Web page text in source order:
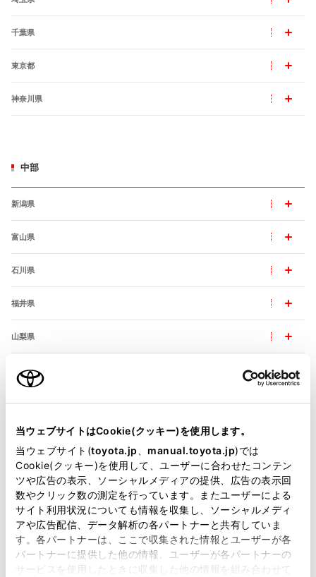
当ウェブサイトはCookie(クッキー)を使用します。
当ウェブサイト(toyota.jp manual.toyota.jp)では
Cookie(クッキー)を使用して、ユーザーに合わせたコンテン
ツや広告の表示、ソーシャルメディアの提供、広告の表示回
数やクリック数の測定を行っています。またユーザーによる
サイト利用状況についても情報を収集し、ソーシャルメディ
アや広告配信、データ解析の各パートナーと共有していま
す。各パートナーは、ここで収集された情報とユーザーが各
パートナーに提供した他の情報、ユーザーが各パートナーの
サービスを使用したときに収集した他の情報を組み合わせて
千葉県
東京都
神奈川県
中部
新潟県
富山県
石川県
福井県
山梨県
長野県
岐阜県
静岡県
愛知県
三重県
近畿